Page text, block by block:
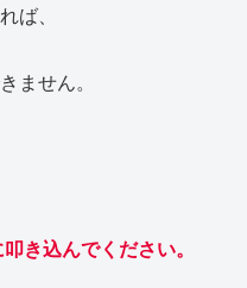
ば、
ません。
き込んでください。